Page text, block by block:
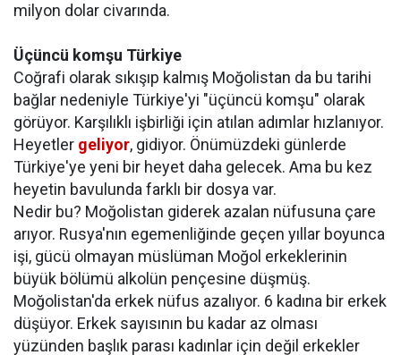
milyon dolar civarında.
Üçüncü komşu Türkiye
Coğrafi olarak sıkışıp kalmış Moğolistan da bu tarihi
bağlar nedeniyle Türkiye'yi "üçüncü komşu" olarak
görüyor. Karşılıklı işbirliği için atılan adımlar hızlanıyor.
Heyetler geliyor, gidiyor. Önümüzdeki günlerde
Türkiye'ye yeni bir heyet daha gelecek. Ama bu kez
heyetin bavulunda farklı bir dosya var.
Nedir bu? Moğolistan giderek azalan nüfusuna çare
arıyor. Rusya'nın egemenliğinde geçen yıllar boyunca
işi, gücü olmayan müslüman Moğol erkeklerinin
büyük bölümü alkolün pençesine düşmüş.
Moğolistan'da erkek nüfus azalıyor. 6 kadına bir erkek
düşüyor. Erkek sayısının bu kadar az olması
yüzünden başlık parası kadınlar için değil erkekler